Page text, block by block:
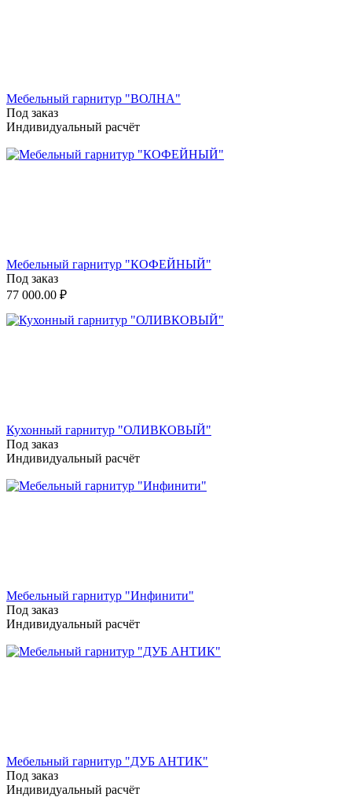
Мебельный гарнитур "ВОЛНА"
Под заказ
Индивидуальный расчёт
Мебельный гарнитур "КОФЕЙНЫЙ"
Под заказ
77 000.00 ₽
Кухонный гарнитур "ОЛИВКОВЫЙ"
Под заказ
Индивидуальный расчёт
Мебельный гарнитур "Инфинити"
Под заказ
Индивидуальный расчёт
Мебельный гарнитур "ДУБ АНТИК"
Под заказ
Индивидуальный расчёт